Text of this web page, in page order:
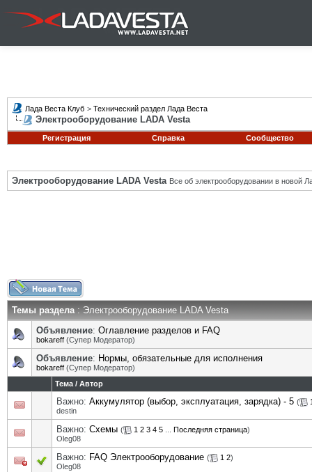
Лада Веста Клуб > Технический раздел Лада Веста
Электрооборудование LADA Vesta
Регистрация Справка Сообщество
Электрооборудование LADA Vesta Все об электрооборудовании в новой
Темы раздела: Электрооборудование LADA Vesta
Объявление: Оглавление разделов и FAQ
bokareff (Супер Модератор)
Объявление: Нормы, обязательные для исполнения
bokareff (Супер Модератор)
Тема / Автор
Важно: Аккумулятор (выбор, эксплуатация, зарядка) - 5 (
destin
Важно: Схемы ( 1 2 3 4 5 Последняя страница)
Oleg08
Важно: FAQ Электрооборудование ( 1 2)
Oleg08